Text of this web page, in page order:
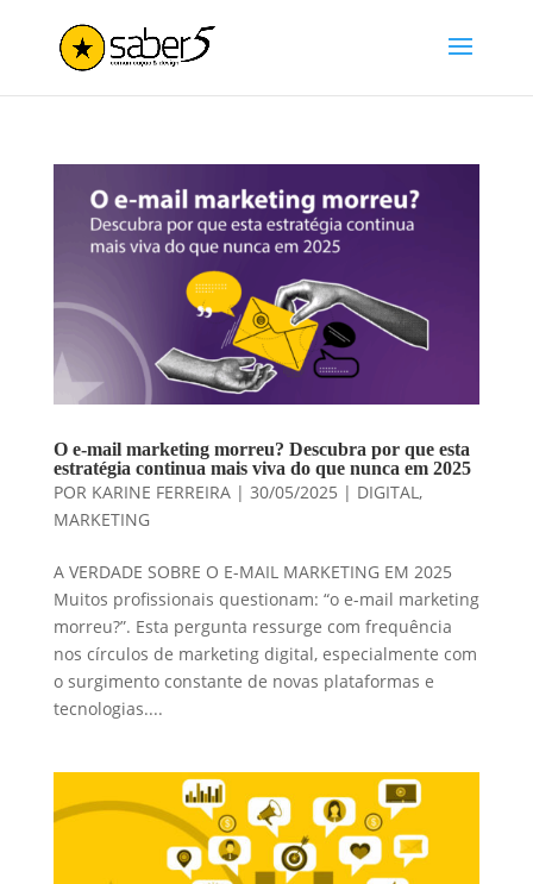
O e-mail marketing morreu? Descubra por que esta
estratégia continua mais viva do que nunca em 2025
POR KARINE FERREIRA| 30/05/2025 | DIGITAL ,
MARKETING
A VERDADE SOBRE O E-MAIL MARKETING EM 2025
Muitos profissionais questionam: “o e-mail marketing
morreu?”. Esta pergunta ressurge com frequência
nos círculos de marketing digital, especialmente com
o surgimento constante de novas plataformas e
tecnologias....